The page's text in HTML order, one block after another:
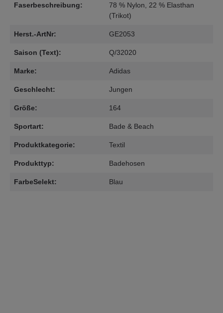
Faserbeschreibung:
78 % Nylon, 22 % Elasthan
(Trikot)
Herst.-ArtNr: GE2053
Saison (Text): Q/32020
Marke: Adidas
Geschlecht: Jungen
Größe: 164
Sportart: Bade & Beach
Produktkategorie: Textil
Produkttyp: Badehosen
FarbeSelekt: Blau